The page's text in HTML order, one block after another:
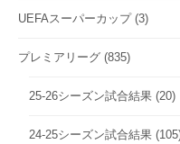
UEFAスーパーカップ(3)
プレミアリーグ (835)
25-26シーズン試合結果 (20)
24-25シーズン試合結果